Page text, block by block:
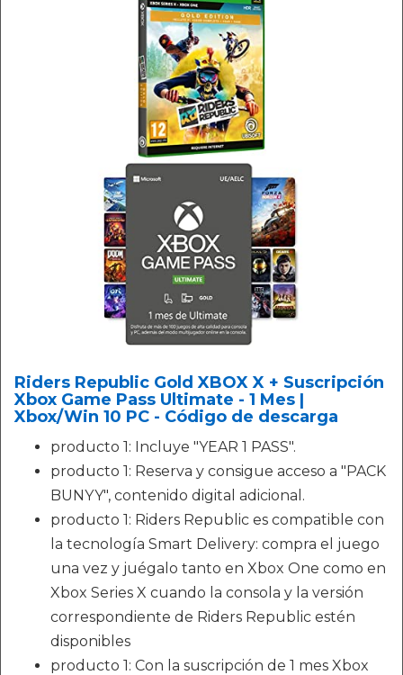
Riders Republic Gold XBOX X + Suscripción
Xbox Game Pass Ultimate - 1 Mes |
Xbox/Win 10 PC - Código de descarga
producto 1: Incluye "YEAR 1 PASS".
producto 1: Reserva y consigue acceso a "PACK
BUNYY", contenido digital adicional.
producto 1: Riders Republic es compatible con
la tecnología Smart Delivery: compra el juego
una vez y juégalo tanto en Xbox One como en
Xbox Series X cuando la consola y la versión
correspondiente de Riders Republic estén
disponibles
producto 1: Con la suscripción de 1 mes Xbox